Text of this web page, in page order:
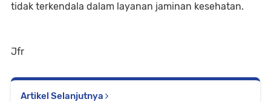
tidak terkendala dalam layanan jaminan kesehatan.
Jfr
Artikel Selanjutnya